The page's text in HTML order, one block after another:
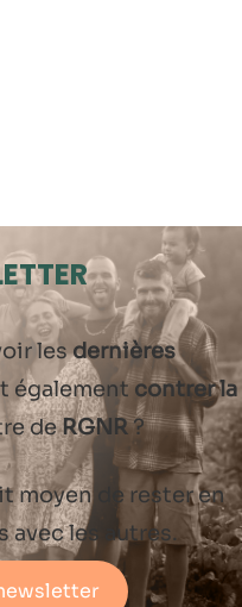
lesdernières
également contrer la
deRGNR?
moyen de rester en
avec les autres.